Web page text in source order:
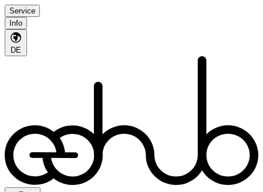
Service
Info
DE